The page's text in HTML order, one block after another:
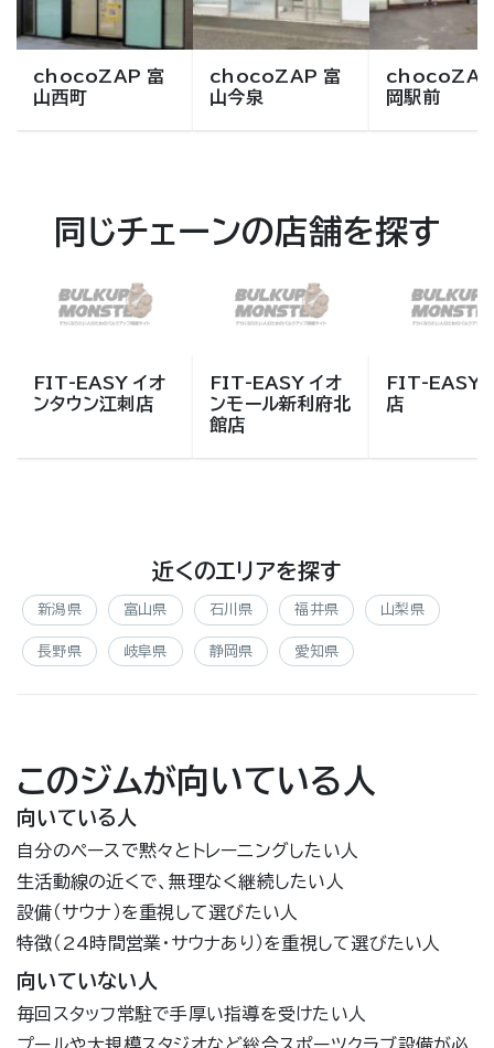
chocoZAP 富
山西町
chocoZAP 富
山今泉
chocoZAP
岡駅前
同じチェーンの店舗を探す
FIT-EASY イオ
ンタウン江刺店
FIT-EASY イオ
ンモール新利府北
館店
FIT-EASY
店
近くのエリアを探す
新潟県 富山県 石川県 福井県 山梨県
長野県 岐阜県 静岡県 愛知県
このジムが向いている人
向いている人
自分のペースで黙々とトレーニングしたい人
生活動線の近くで、無理なく継続したい人
設備（サウナ）を重視して選びたい人
特徴（24時間営業・サウナあり）を重視して選びたい人
向いていない人
毎回スタッフ常駐で手厚い指導を受けたい人